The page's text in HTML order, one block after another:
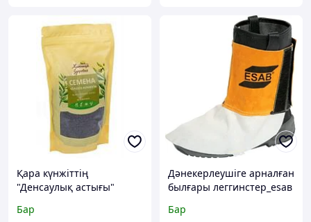
Қара күнжіттің
"Денсаулық астығы"
Бар
Дәнекерлеушіге арналған
былғары леггинстер_еѕав
Бар